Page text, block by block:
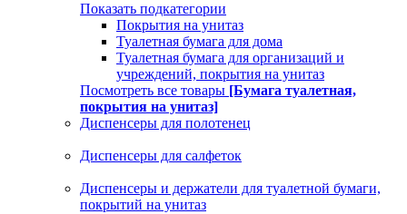
Показать подкатегории
Покрытия на унитаз
Туалетная бумага для дома
Туалетная бумага для организаций и
учреждений, покрытия на унитаз
Посмотреть все товары [Бумага туалетная,
покрытия на унитаз]
Диспенсеры для полотенец
Диспенсеры для салфеток
Диспенсеры и держатели для туалетной бумаги,
покрытий на унитаз